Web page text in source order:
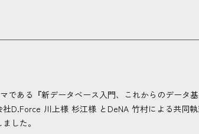
である『新データベース入門、これからのデータ
社D.Force 川上様 杉江様 とDeNA 竹村による共同
した。